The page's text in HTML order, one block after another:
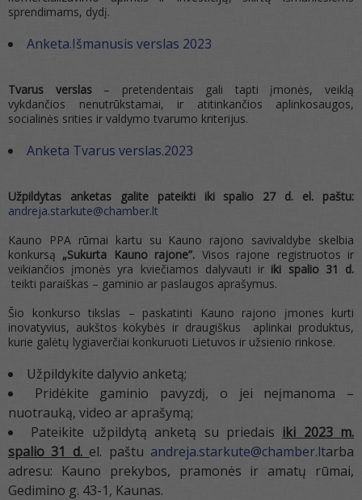
sprendimams, dydį.
Anketa.Išmanusis verslas 2023
Tvarus verslas – pretendentais gali tapti įmonės, veiklą
vykdančios nenutrūkstamai, ir atitinkančios aplinkosaugos,
socialinės srities ir valdymo tvarumo kriterijus.
Anketa Tvarus verslas.2023
Užpildytas anketas galite pateikti iki spalio 27 d. el. paštu:
andreja.starkute@chamber.lt
Kauno PPA rūmai kartu su Kauno rajono savivaldybe skelbia
konkursą „Sukurta Kauno rajone”. Visos rajone registruotos ir
veikiančios įmonės yra kviečiamos dalyvauti ir iki spalio 31 d.
teikti paraiškas – gaminio ar paslaugos aprašymus.
Šio konkurso tikslas – paskatinti Kauno rajono įmones kurti
inovatyvius, aukštos kokybės ir draugiškus aplinkai produktus,
kurie galėtų lygiaverčiai konkuruoti Lietuvos ir užsienio rinkose.
Užpildykite dalyvio anketą;
Pridėkite gaminio pavyzdį, o jei neįmanoma –
nuotrauką, video ar aprašymą;
Pateikite užpildytą anketą su priedais iki 2023 m.
spalio 31 d. el. paštu andreja.starkute@chamber.ltarba
adresu: Kauno prekybos, pramonės ir amatų rūmai,
Gedimino g. 43-1, Kaunas.